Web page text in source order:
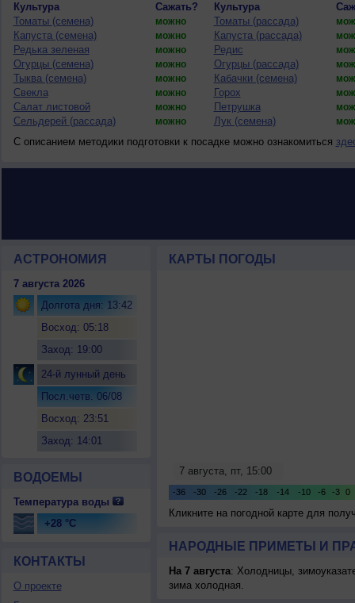
Культура
Сажать? Культура
Томаты (семена)
можно Томаты (рассада)
Капуста (семена) можно Капуста (рассада)
Редька зеленая можно Редис
Огурцы (семена) можно Огурцы (рассада)
Тыква (семена) можно Кабачки (семена)
Свекла можно Горох
Салат листовой можно Петрушка
Сельдерей (рассада) можно Лук (семена)
С описанием методики подготовки к посадке можно ознакомиться
АСТРОНОМИЯ
7 августа 2026
Долгота дня: 13:42
Восход: 05:18
Заход: 19:00
24-й лунный день
Посл.четв. 06/08
Восход: 23:51
Заход: 14:01
ВОДОЕМЫ
Температура воды
+28 °C
КОНТАКТЫ
О проекте
КАРТЫ ПОГОДЫ
Кликните на погодной карте для
НАРОДНЫЕ ПРИМЕТЫ И
На 7 августа: Холодницы,
зима холодная.